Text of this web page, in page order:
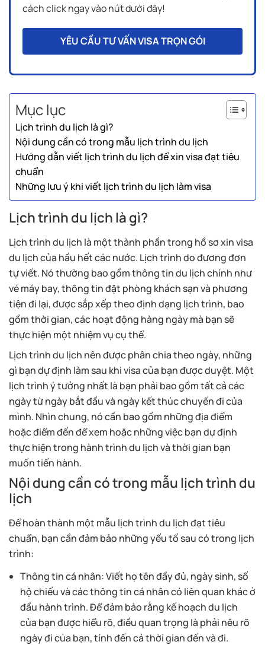
cách click ngay vào nút dưới đây!
YÊU CẦU TƯ VẤN VISA TRỌN GÓI
Mục lục
Lịch trình du lịch là gì?
Nội dung cần có trong mẫu lịch trình du lịch
Hướng dẫn viết lịch trình du lịch để xin visa đạt tiêu
chuẩn
Những lưu ý khi viết lịch trình du lịch làm visa
Lịch trình du lịch là gì?
Lịch trình du lịch là một thành phần trong hồ sơ xin visa
du lịch của hầu hết các nước. Lịch trình do đương đơn
tự viết. Nó thường bao gồm thông tin du lịch chính như
vé máy bay, thông tin đặt phòng khách sạn và phương
tiện đi lại, được sắp xếp theo định dạng lịch trình, bao
gồm thời gian, các hoạt động hàng ngày mà bạn sẽ
thực hiện một nhiệm vụ cụ thể.
Lịch trình du lịch nên được phân chia theo ngày, những
gì bạn dự định làm sau khi visa của bạn được duyệt. Một
lịch trình ý tưởng nhất là bạn phải bao gồm tất cả các
ngày từ ngày bắt đầu và ngày kết thúc chuyến đi của
mình. Nhìn chung, nó cần bao gồm những địa điểm
hoặc điểm đến để xem hoặc những việc bạn dự định
thực hiện trong hành trình du lịch và thời gian bạn
muốn tiến hành.
Nội dung cần có trong mẫu lịch trình du
lịch
Để hoàn thành một mẫu lịch trình du lịch đạt tiêu
chuẩn, bạn cần đảm bảo những yếu tố sau có trong lịch
trình:
Thông tin cá nhân: Viết họ tên đầy đủ, ngày sinh, số
hộ chiếu và các thông tin cá nhân có liên quan khác ở
đầu hành trình. Để đảm bảo rằng kế hoạch du lịch
của bạn được hiểu rõ, điều quan trọng là phải nêu rõ
ngày đi của bạn, tính đến cả thời gian đến và đi.